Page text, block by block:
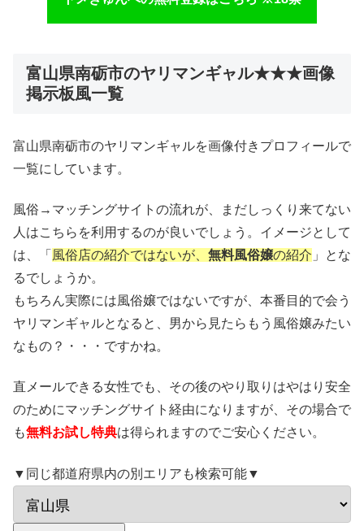
富山県南砺市のヤリマンギャル★★★画像
掲示板風一覧
富山県南砺市のヤリマンギャルを画像付きプロフィールで
一覧にしています。
風俗→マッチングサイトの流れが、まだしっくり来てない
人はこちらを利用するのが良いでしょう。イメージとして
は、「 風俗店の紹介ではないが、 無料風俗嬢の紹介 」とな
るでしょうか。
もちろん実際には風俗嬢ではないですが、本番目的で会う
ヤリマンギャルとなると、男から見たらもう風俗嬢みたい
なもの？・・・ですかね。
直メールできる女性でも、その後のやり取りはやはり安全
のためにマッチングサイト経由になりますが、その場合で
も無料お試し特典は得られますのでご安心ください。
▼同じ都道府県内の別エリアも検索可能▼